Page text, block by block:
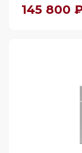
41.1
145 800